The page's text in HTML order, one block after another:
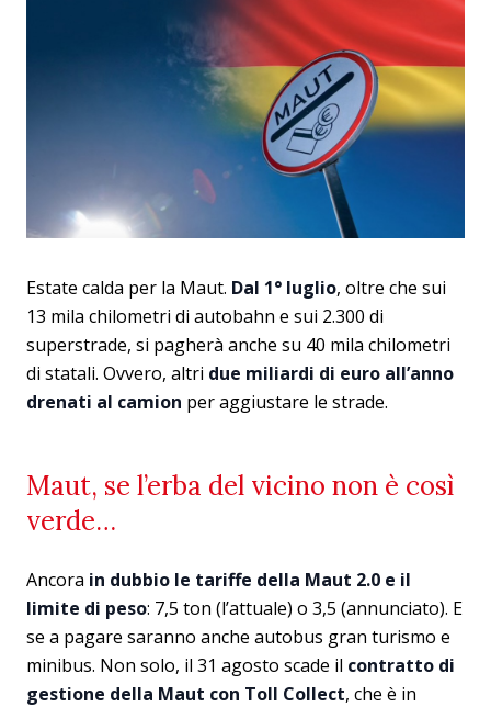
Estate calda per la Maut. Dal 1° luglio, oltre che sui
13 mila chilometri di autobahn e sui 2.300 di
superstrade, si pagherà anche su 40 mila chilometri
di statali. Ovvero, altri due miliardi di euro all’anno
drenati al camion per aggiustare le strade.
Maut, se l’erba del vicino non è così
verde…
Ancora in dubbio le tariffe della Maut 2.0 e il
limite di peso: 7,5 ton (l’attuale) o 3,5 (annunciato). E
se a pagare saranno anche autobus gran turismo e
minibus. Non solo, il 31 agosto scade il contratto di
gestione della Maut con Toll Collect, che è in